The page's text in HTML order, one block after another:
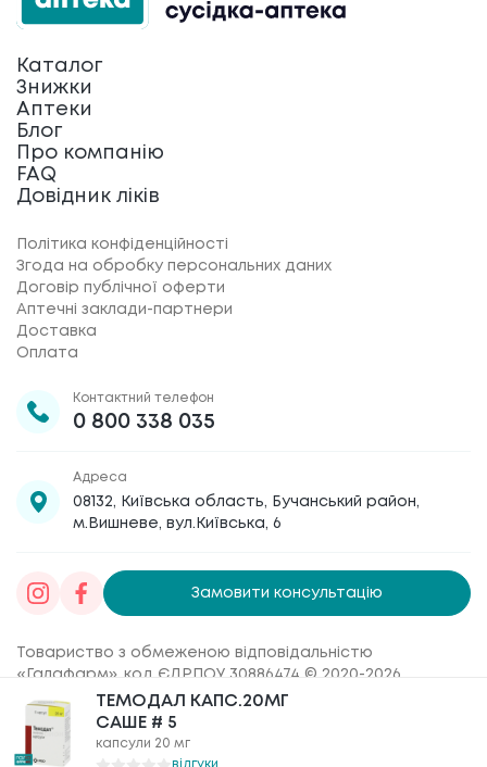
ТЕМОДАЛ КАПС.20МГ
САШЕ # 5
капсули 20 мг
відгуки
ТЕМОДАЛ КАПС.20МГ
САШЕ # 5
капсули 20 мг
відгуки
Каталог
Знижки
Аптеки
Блог
Про компанію
FAQ
Довідник ліків
Політика конфіденційності
Згода на обробку персональних даних
Договір публічної оферти
Аптечні заклади-партнери
Доставка
Оплата
Контактний телефон
0 800 338 035
Адреса
08132, Київська область, Бучанський район,
м.Вишневе, вул.Київська, 6
Замовити консультацію
Товариство з обмеженою відповідальністю
«Галафарм», код ЄДРПОУ 30886474 © 2020-2026